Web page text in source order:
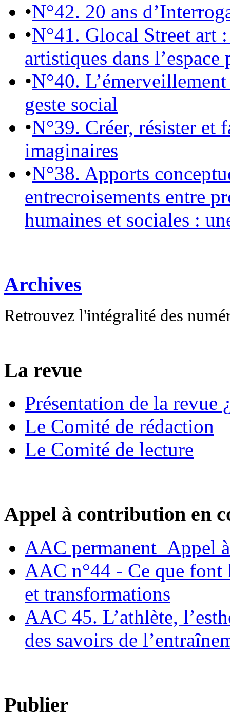
•N°42. 20 ans
•N°41. Glocal Street art
artistiques dans l’espace
•N°40.
geste social
•N°39. Créer, résister et
imaginaires
•N°38. Apports
entrecroisements entre
humaines et sociales :
Archives
Retrouvez l'intégralité des
La revue
Présentation de la revue
Le Comité de rédaction
Le Comité de lecture
Appel à contribution en
AAC permanent_Appel
AAC n°44 - Ce que font
et transformations
AAC 45. L’athlète,
des savoirs de
Publier